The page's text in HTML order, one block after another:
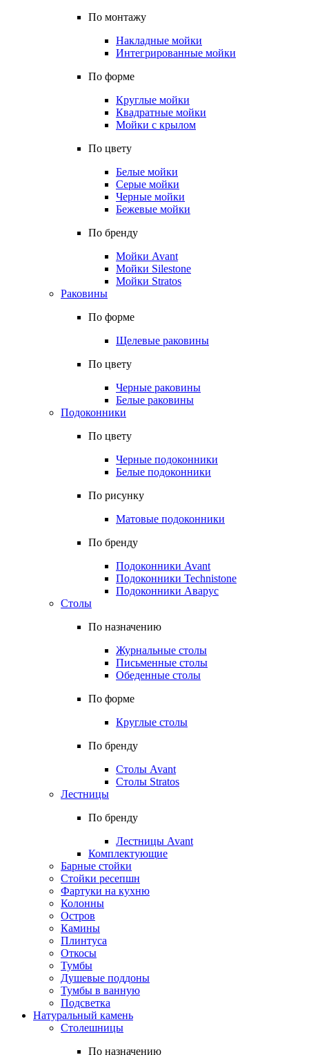
По монтажу
Накладные мойки
Интегрированные мойки
По форме
Круглые мойки
Квадратные мойки
Мойки с крылом
По цвету
Белые мойки
Серые мойки
Черные мойки
Бежевые мойки
По бренду
Мойки Avant
Мойки Silestone
Мойки Stratos
Раковины
По форме
Щелевые раковины
По цвету
Черные раковины
Белые раковины
Подоконники
По цвету
Черные подоконники
Белые подоконники
По рисунку
Матовые подоконники
По бренду
Подоконники Avant
Подоконники Technistone
Подоконники Аварус
Столы
По назначению
Журнальные столы
Письменные столы
Обеденные столы
По форме
Круглые столы
По бренду
Столы Avant
Столы Stratos
Лестницы
По бренду
Лестницы Avant
Комплектующие
Барные стойки
Стойки ресепшн
Фартуки на кухню
Колонны
Остров
Камины
Плинтуса
Откосы
Тумбы
Душевые поддоны
Тумбы в ванную
Подсветка
Натуральный камень
Столешницы
По назначению